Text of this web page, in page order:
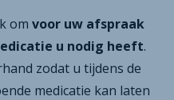
om voor uw afspraak
u nodig heeft.
zodat u tijdens de
medicatie kan laten